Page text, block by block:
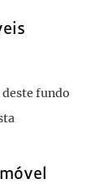
01-20
06-04
fundo